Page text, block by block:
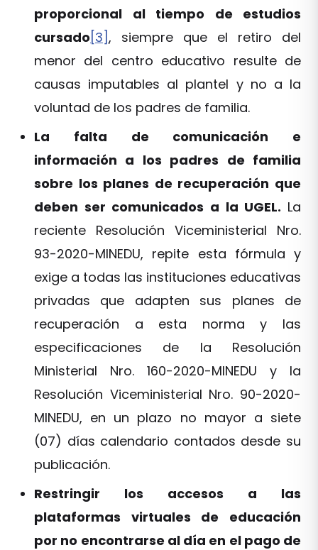
proporcional al tiempo de estudios
cursado [3], siempre que el retiro del
menor del centro educativo resulte de
causas imputables al plantel y no a la
voluntad de los padres de familia.
La falta de comunicación e
información a los padres de familia
sobre los planes de recuperación que
deben ser comunicados a la UGEL. La
reciente Resolución Viceministerial Nro.
93-2020-MINEDU, repite esta fórmula y
exige a todas las instituciones educativas
privadas que adapten sus planes de
recuperación a esta norma y las
especificaciones de la Resolución
Ministerial Nro. 160-2020-MINEDU y la
Resolución Viceministerial Nro. 90-2020-
MINEDU, en un plazo no mayor a siete
(07) días calendario contados desde su
publicación.
Restringir los accesos a las
plataformas virtuales de educación
por no encontrarse al día en el pago de